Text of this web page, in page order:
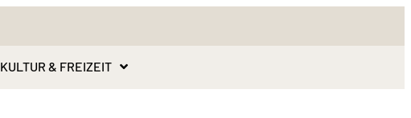
KULTUR & FREIZEIT